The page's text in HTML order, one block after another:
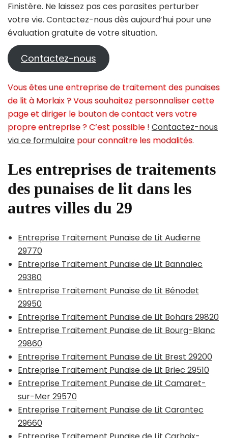
Finistère. Ne laissez pas ces parasites perturber
votre vie. Contactez-nous dès aujourd’hui pour une
évaluation gratuite de votre situation.
Contactez-nous
Vous êtes une entreprise de traitement des punaises
de lit à Morlaix ? Vous souhaitez personnaliser cette
page et diriger le bouton de contact vers votre
propre entreprise ? C’est possible ! Contactez-nous
via ce formulaire pour connaître les modalités.
Les entreprises de traitements
des punaises de lit dans les
autres villes du 29
Entreprise Traitement Punaise de Lit Audierne
29770
Entreprise Traitement Punaise de Lit Bannalec
29380
Entreprise Traitement Punaise de Lit Bénodet
29950
Entreprise Traitement Punaise de Lit Bohars 29820
Entreprise Traitement Punaise de Lit Bourg-Blanc
29860
Entreprise Traitement Punaise de Lit Brest 29200
Entreprise Traitement Punaise de Lit Briec 29510
Entreprise Traitement Punaise de Lit Camaret-
sur-Mer 29570
Entreprise Traitement Punaise de Lit Carantec
29660